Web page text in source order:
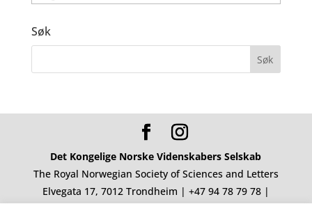
Søk
Det Kongelige Norske Videnskabers Selskab
The Royal Norwegian Society of Sciences and Letters
Elvegata 17, 7012 Trondheim | +47 94 78 79 78 |